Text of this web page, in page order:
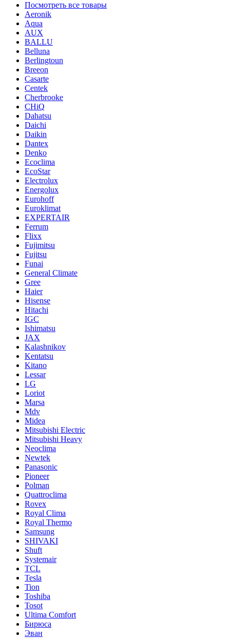
Посмотреть все товары
Aeronik
Aqua
AUX
BALLU
Belluna
Berlingtoun
Breeon
Casarte
Centek
Cherbrooke
CHiQ
Dahatsu
Daichi
Daikin
Dantex
Denko
Ecoclima
EcoStar
Electrolux
Energolux
Eurohoff
Euroklimat
EXPERTAIR
Ferrum
Flixx
Fujimitsu
Fujitsu
Funai
General Climate
Gree
Haier
Hisense
Hitachi
IGC
Ishimatsu
JAX
Kalashnikov
Kentatsu
Kitano
Lessar
LG
Loriot
Marsa
Mdv
Midea
Mitsubishi Electric
Mitsubishi Heavy
Neoclima
Newtek
Panasonic
Pioneer
Polman
Quattroclima
Rovex
Royal Clima
Royal Thermo
Samsung
SHIVAKI
Shuft
Systemair
TCL
Tesla
Tion
Toshiba
Tosot
Ultima Comfort
Бирюса
Эван